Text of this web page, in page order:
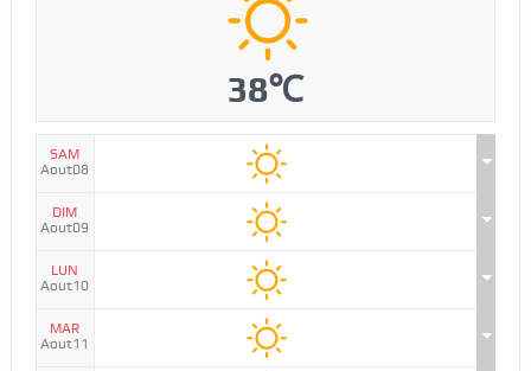
38℃
SAM
Aout08
DIM
Aout09
LUN
Aout10
MAR
Aout11